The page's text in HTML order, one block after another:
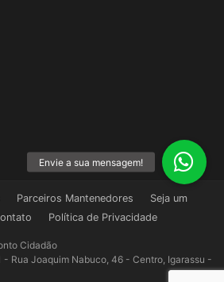
Parceiros Mantenedores
Seja um
Política de Privacidade
Cidadão
Rua Joaquim Nabuco, 46 - Centro, Igarassu -